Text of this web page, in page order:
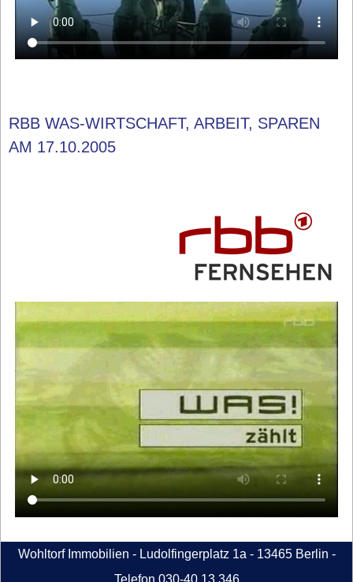
RBB WAS-WIRTSCHAFT, ARBEIT, SPAREN
AM 17.10.2005
Wohltorf Immobilien - Ludolfingerplatz 1a - 13465 Berlin -